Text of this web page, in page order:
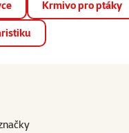
zoo.Více informací
Krmivo pro ptáky